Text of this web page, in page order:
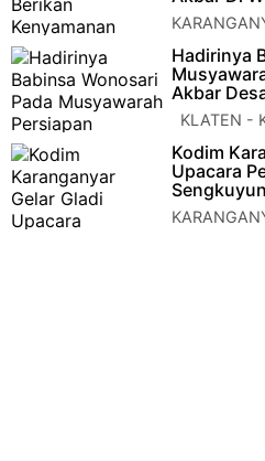
kelancaran
binaan, anggota Koramil 09/
Hadirinya
Akbar
KLATEN -
Desa
0723 Klaten Menghadiri
Kodim
Upacara